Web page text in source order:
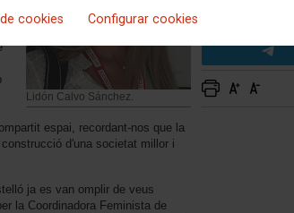
cookies Configurar cookies
Lidón Calvo Sánchez.
espai, recordant-nos que la
d'una societat millor i
ja es van omplir de veus
la Coordinadora Feminista de